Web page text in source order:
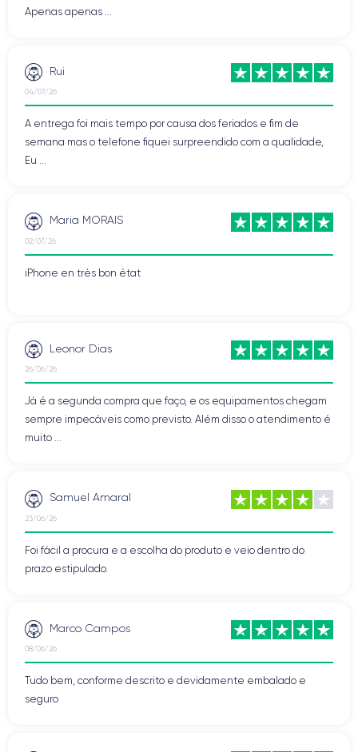
Apenas apenas ...
Rui
04/07/26
A entrega foi mais tempo por causa dos feriados e fim de
semana mas o telefone fiquei surpreendido com a qualidade,
Eu ...
Maria MORAIS
02/07/26
iPhone en très bon état
Leonor Dias
26/06/26
Já é a segunda compra que faço, e os equipamentos chegam
sempre impecáveis como previsto. Além disso o atendimento é
muito ...
Samuel Amaral
23/06/26
Foi fácil a procura e a escolha do produto e veio dentro do
prazo estipulado.
Marco Campos
08/06/26
Tudo bem, conforme descrito e devidamente embalado e
seguro